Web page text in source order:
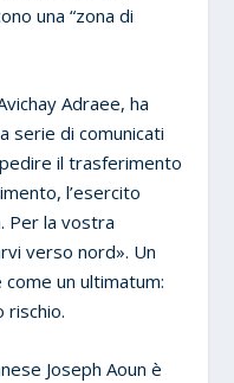
una “zona di
Adraee, ha
serie di comunicati
il trasferimento
l’esercito
Per la vostra
verso nord». Un
un ultimatum:
rischio.
Joseph Aoun è